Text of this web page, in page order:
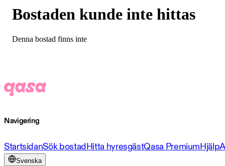
Bostaden kunde inte hittas
Denna bostad finns inte
Navigering
StartsidanSök bostadHitta hyresgästQasa PremiumHjälp
Svenska